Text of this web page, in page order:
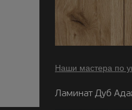
Наши мастера по
Ламинат Дуб